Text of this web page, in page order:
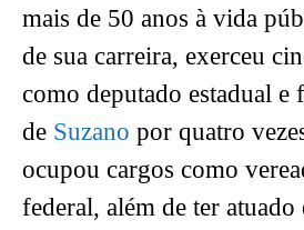
mais de 50 anos à vida
de sua carreira, exerceu
como deputado estadual
de Suzano por quatro
ocupou cargos como
federal, além de ter